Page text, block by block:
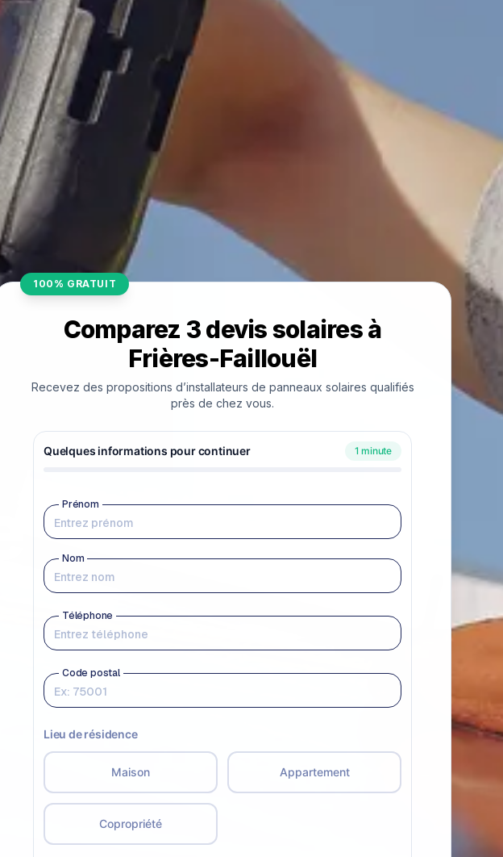
100% GRATUIT
Comparez 3 devis solaires à
Frières-Faillouël
Recevez des propositions d’installateurs de panneaux solaires qualifiés
près de chez vous.